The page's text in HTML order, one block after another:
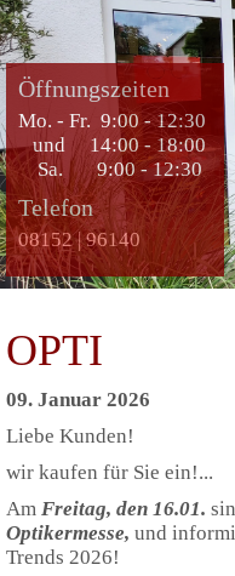
Öffnungszeiten
Mo. - Fr. 9:00 - 12:30
und 14:00 - 18:00
Sa. 9:00 - 12:30
Telefon
08152 | 96140
OPTI
09. Januar 2026
Liebe Kunden!
wir kaufen für Sie ein!...
Am Freitag, den 16.01.
Optikermesse, und
Trends 2026!